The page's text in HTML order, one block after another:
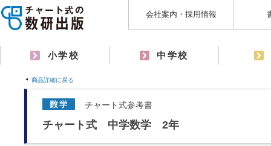
会社案内・採用情報
小学校 中学校
商品詳細に戻る
チャート式参考書
チャート式 中学数学 2年